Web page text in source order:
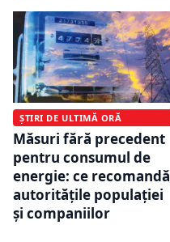
ȘTIRI DE ULTIMĂ ORĂ
Măsuri fără precedent
pentru consumul de
energie: ce recomandă
autoritățile populației
și companiilor